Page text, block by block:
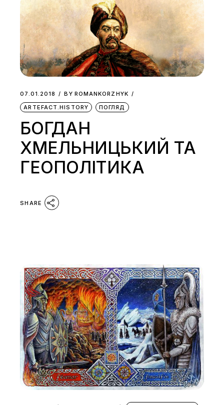
07.01.2018 BY ROMANKORZHYK
ARTEFACT.HISTORY
ПОГЛЯД
БОГДАН
ХМЕЛЬНИЦЬКИЙ ТА
ГЕОПОЛІТИКА
SHARE